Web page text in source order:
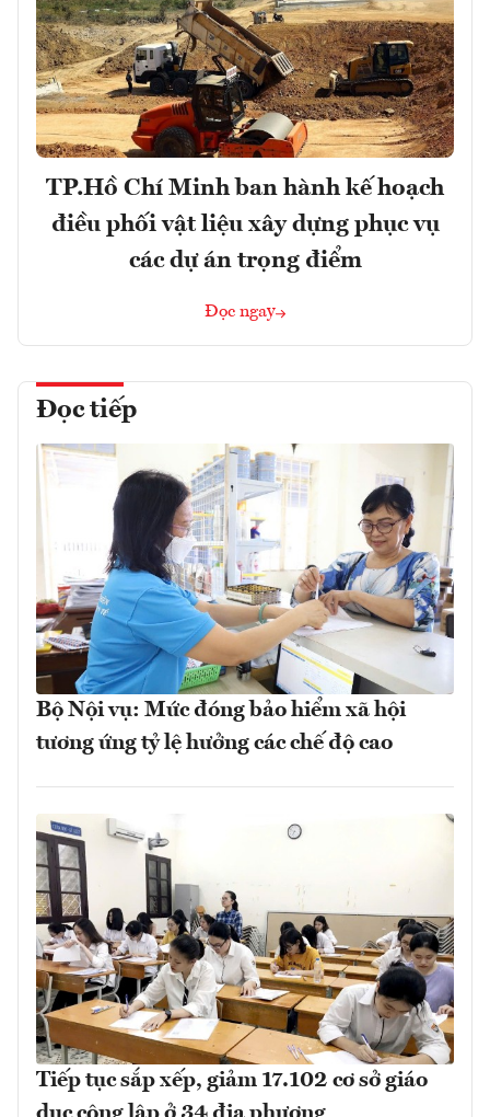
TP.Hồ Chí Minh ban hành kế hoạch
điều phối vật liệu xây dựng phục vụ
các dự án trọng điểm
Đọc ngay
Đọc tiếp
Bộ Nội vụ: Mức đóng bảo hiểm xã hội
tương ứng tỷ lệ hưởng các chế độ cao
Tiếp tục sắp xếp, giảm 17.102 cơ sở giáo